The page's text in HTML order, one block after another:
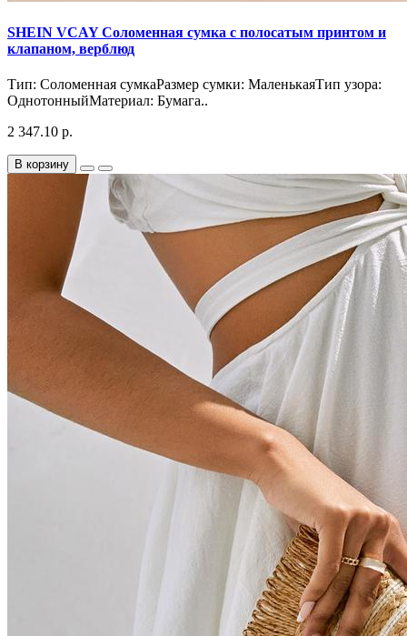
SHEIN VCAY Соломенная сумка с полосатым принтом и
клапаном, верблюд
Тип: Соломенная сумкаРазмер сумки: МаленькаяТип узора:
ОднотонныйМатериал: Бумага..
2 347.10 р.
В корзину